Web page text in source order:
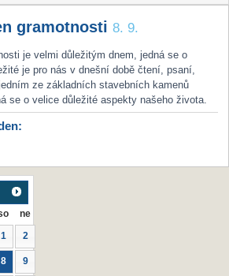
gramotnosti 8. 9.
je velmi důležitým dnem, jedná se o
je pro nás v dnešní době čtení, psaní,
ze základních stavebních kamenů
se o velice důležité aspekty našeho života.
ne
1 2
8 9